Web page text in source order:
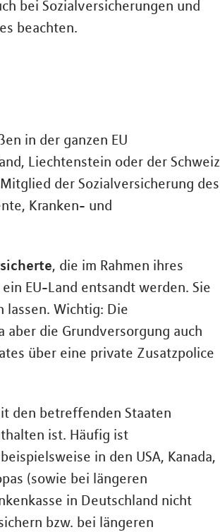
bei Sozialversicherungen und
beachten.
in der ganzen EU
Liechtenstein oder der Schweiz
der Sozialversicherung des
Kranken- und
, die im Rahmen ihres
EU-Land entsandt werden. Sie
lassen. Wichtig: Die
die Grundversorgung auch
über eine private Zusatzpolice
den betreffenden Staaten
ist. Häufig ist
in den USA, Kanada,
(sowie bei längeren
in Deutschland nicht
bzw. bei längeren